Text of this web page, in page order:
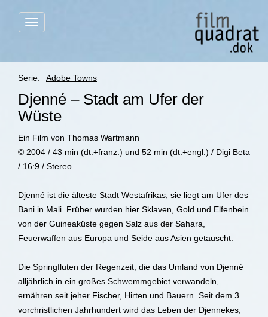
Menü
Serie: Adobe Towns
Djenné – Stadt am Ufer der
Wüste
Ein Film von Thomas Wartmann
© 2004 / 43 min (dt.+franz.) und 52 min (dt.+engl.) / Digi Beta
/ 16:9 / Stereo
Djenné ist die älteste Stadt Westafrikas; sie liegt am Ufer des
Bani in Mali. Früher wurden hier Sklaven, Gold und Elfenbein
von der Guineaküste gegen Salz aus der Sahara,
Feuerwaffen aus Europa und Seide aus Asien getauscht.
Die Springfluten der Regenzeit, die das Umland von Djenné
alljährlich in ein großes Schwemmgebiet verwandeln,
ernähren seit jeher Fischer, Hirten und Bauern. Seit dem 3.
vorchristlichen Jahrhundert wird das Leben der Djennekes,